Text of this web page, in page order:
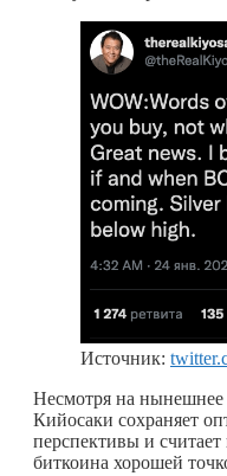
Источник:
Несмотря на
Кийосаки сохраняет
перспективы и
биткоина хорошей